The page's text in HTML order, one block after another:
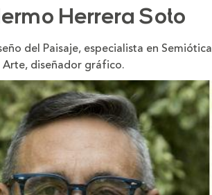
Herrera Soto
del Paisaje, especialista en Semiótica
diseñador gráfico.